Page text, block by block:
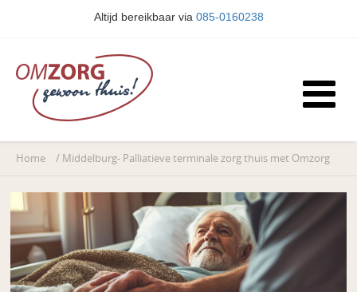
Altijd bereikbaar via 085-0160238
Home / Middelburg- Palliatieve terminale zorg thuis met Omzorg